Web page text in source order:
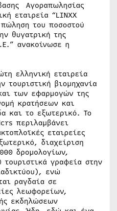
Αγοραπωλησίας
εταιρεία “LINXX
πώληση του ποσοστού
θυγατρική της
ανακοίνωσε η
ελληνική εταιρεία
τουριστική βιομηχανία
των εφαρμογών της
κρατήσεων και
και το εξωτερικό. Το
περιλαμβάνει
εταιρείες
διαχείριση
δρομολογίων,
γραφεία στην
ενώ
ραγδαία σε
λεωφορείων,
εκδηλώσεων